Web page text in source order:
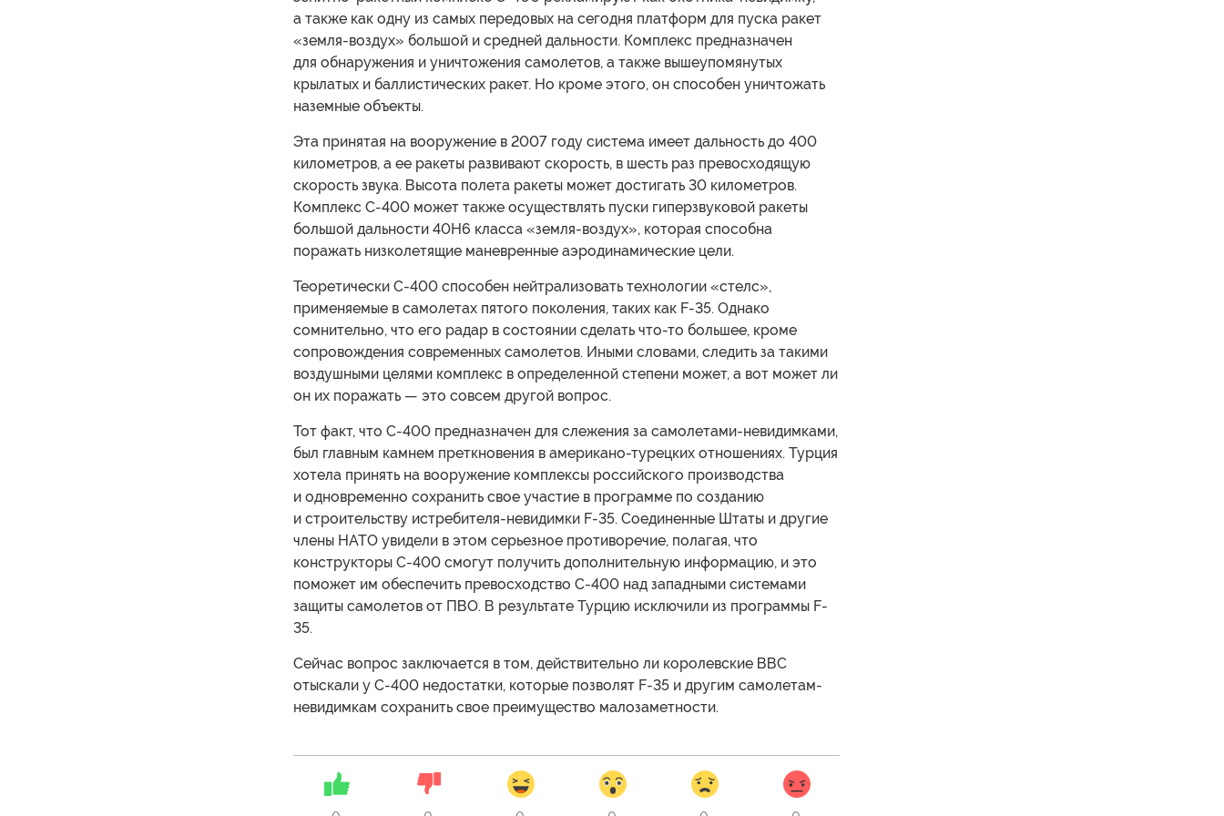
а также как одну из самых передовых на сегодня платформ для пуска ракет
«земля-воздух» большой и средней дальности. Комплекс предназначен
для обнаружения и уничтожения самолетов, а также вышеупомянутых
крылатых и баллистических ракет. Но кроме этого, он способен уничтожать
наземные объекты.
Эта принятая на вооружение в 2007 году система имеет дальность до 400
километров, а ее ракеты развивают скорость, в шесть раз превосходящую
скорость звука. Высота полета ракеты может достигать 30 километров.
Комплекс С-400 может также осуществлять пуски гиперзвуковой ракеты
большой дальности 40Н6 класса «земля-воздух», которая способна
поражать низколетящие маневренные аэродинамические цели.
Теоретически С-400 способен нейтрализовать технологии «стелс»,
применяемые в самолетах пятого поколения, таких как F-35. Однако
сомнительно, что его радар в состоянии сделать что-то большее, кроме
сопровождения современных самолетов. Иными словами, следить за такими
воздушными целями комплекс в определенной степени может, а вот может ли
он их поражать — это совсем другой вопрос.
Тот факт, что С-400 предназначен для слежения за самолетами-невидимками,
был главным камнем преткновения в американо-турецких отношениях. Турция
хотела принять на вооружение комплексы российского производства
и одновременно сохранить свое участие в программе по созданию
и строительству истребителя-невидимки F-35. Соединенные Штаты и другие
члены НАТО увидели в этом серьезное противоречие, полагая, что
конструкторы С-400 смогут получить дополнительную информацию, и это
поможет им обеспечить превосходство С-400 над западными системами
защиты самолетов от ПВО. В результате Турцию исключили из программы F-
35.
Сейчас вопрос заключается в том, действительно ли королевские ВВС
отыскали у С-400 недостатки, которые позволят F-35 и другим самолетам-
невидимкам сохранить свое преимущество малозаметности.